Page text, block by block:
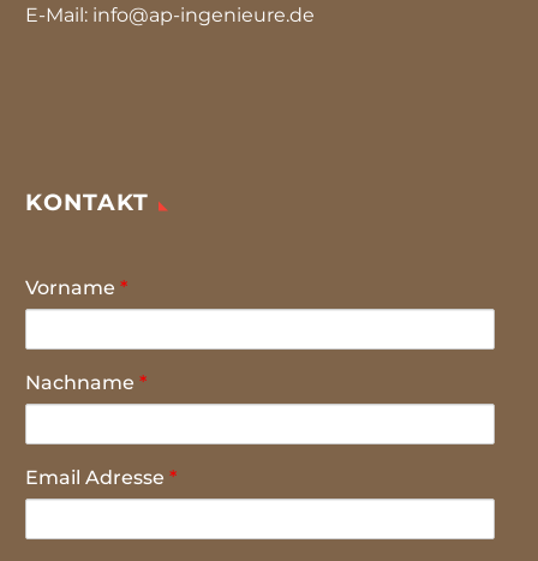
E-Mail: info@ap-ingenieure.de
KONTAKT
Vorname *
Nachname *
Email Adresse *